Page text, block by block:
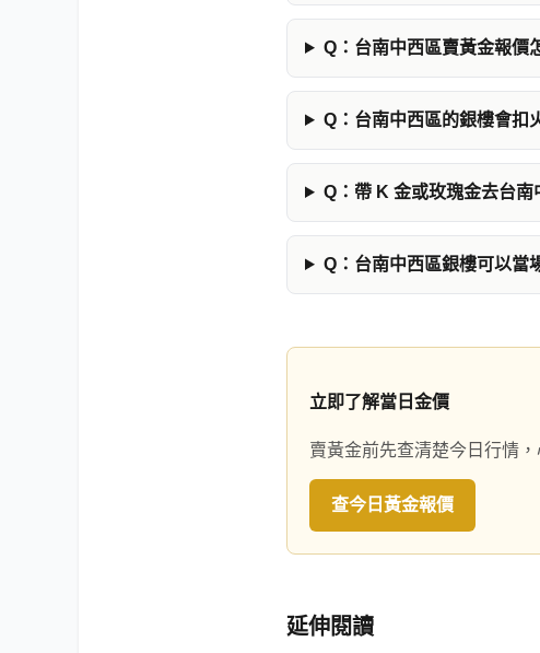
Q：台南中西區賣黃金報價
Q：台南中西區的銀樓會扣
Q：帶 K 金或玫瑰金去台南
Q：台南中西區銀樓可以當
立即了解當日金價
賣黃金前先查清楚今日行情
查今日黃金報價
延伸閱讀